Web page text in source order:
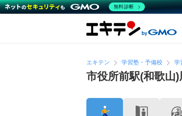
エキテン 学習塾・予備校 学
市役所前駅(和歌山
無料診断